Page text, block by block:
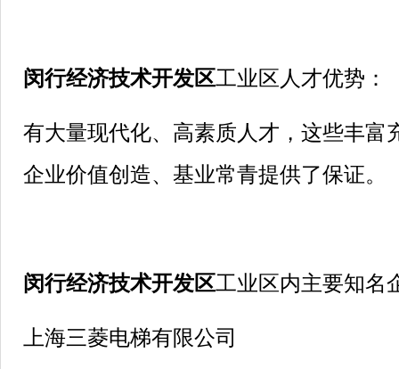
闵行经济技术开发区工业区人才优势：
有大量现代化、高素质人才，这些丰富
企业价值创造、基业常青提供了保证。
闵行经济技术开发区工业区内主要知名
上海三菱电梯有限公司